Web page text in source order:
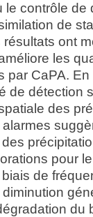
contrôle de
de
ont
les
par CaPA. En
de détection
des
pour
de
du